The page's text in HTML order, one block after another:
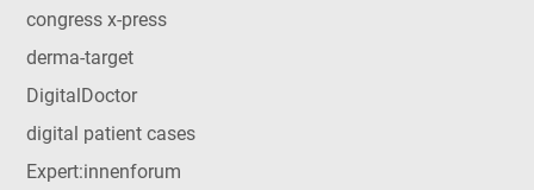
congress x-press
derma-target
DigitalDoctor
digital patient cases
Expert:innenforum